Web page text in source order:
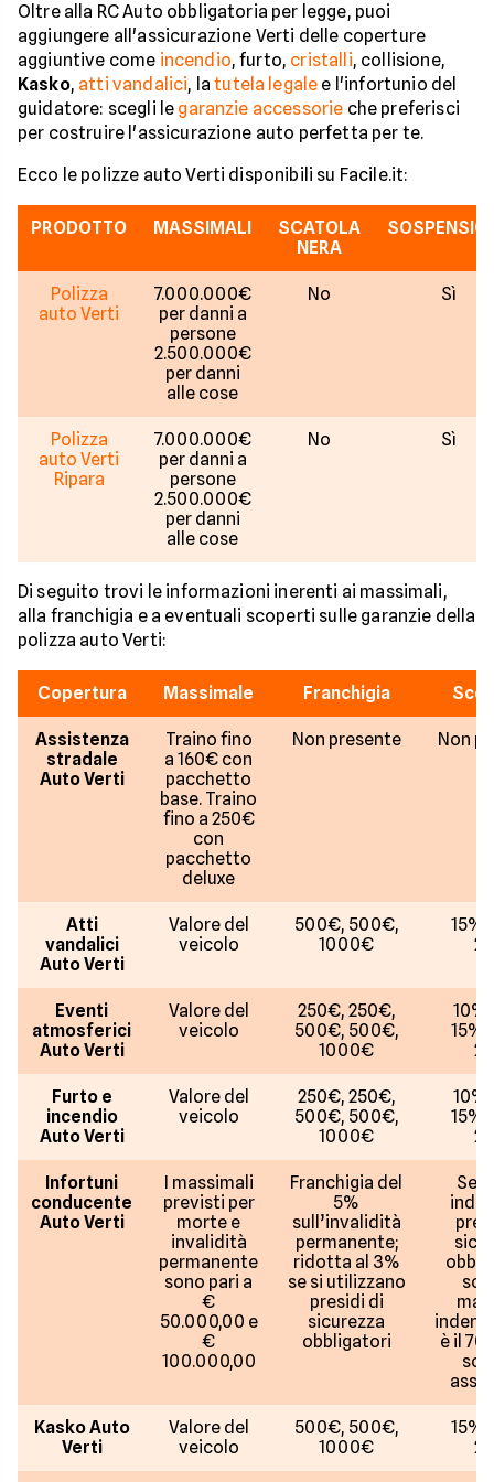
Oltre alla RC Auto obbligatoria per legge, puoi
aggiungere all'assicurazione Verti delle coperture
aggiuntive come incendio, furto, cristalli, collisione,
Kasko, atti vandalici, latutela legale e l'infortunio del
guidatore: scegli le garanzie accessorie che preferisci
per costruire l'assicurazione auto perfetta per te.
Ecco le polizze auto Verti disponibili su Facile.it:
PRODOTTO MASSIMALI
SCATOLA
NERA
Polizza
auto Verti
7.000.000€
per danni a
persone
2.500.000€
per danni
alle cose
No Sì
Polizza
auto Verti
Ripara
7.000.000€
per danni a
persone
2.500.000€
per danni
alle cose
No Sì
Di seguito trovi le informazioni inerenti ai massimali,
alla franchigia e a eventuali scoperti sulle garanzie della
polizza auto Verti:
Copertura Massimale Franchigia
Assistenza
stradale
Auto Verti
Traino fino
a 160€ con
pacchetto
base. Traino
fino a 250€
con
pacchetto
deluxe
Non presente Non
Atti
vandalici
Auto Verti
Valore del
veicolo
500€, 500€,
1000€
Eventi
atmosferici
Auto Verti
Valore del
veicolo
250€, 250€,
500€, 500€,
1000€
Furto e
incendio
Auto Verti
Valore del
veicolo
250€, 250€,
500€, 500€,
1000€
Infortuni
conducente
Auto Verti
I massimali
previsti per
morte e
invalidità
permanente
sono pari a
€
50.000,00 e
€
100.000,00
Franchigia del
5%
sull’invalidità
permanente;
ridotta al 3%
se si utilizzano
presidi di
sicurezza
obbligatori
Se
è il
Kasko Auto
Verti
Valore del
veicolo
500€, 500€,
1000€